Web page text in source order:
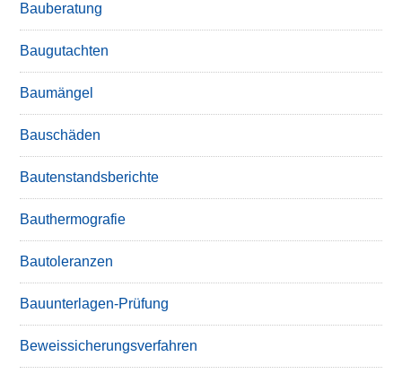
Bauberatung
Baugutachten
Baumängel
Bauschäden
Bautenstandsberichte
Bauthermografie
Bautoleranzen
Bauunterlagen-Prüfung
Beweissicherungsverfahren